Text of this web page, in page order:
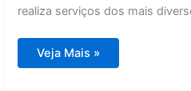
realiza serviços dos mais
Assistência
técnica
Veja Mais »